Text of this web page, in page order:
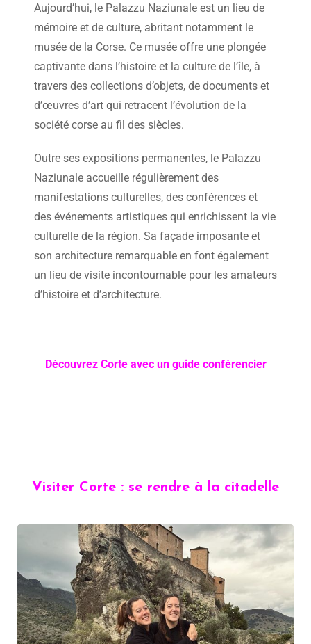
Aujourd’hui, le Palazzu Naziunale est un lieu de
mémoire et de culture, abritant notamment le
musée de la Corse. Ce musée offre une plongée
captivante dans l’histoire et la culture de l’île, à
travers des collections d’objets, de documents et
d’œuvres d’art qui retracent l’évolution de la
société corse au fil des siècles.
Outre ses expositions permanentes, le Palazzu
Naziunale accueille régulièrement des
manifestations culturelles, des conférences et
des événements artistiques qui enrichissent la vie
culturelle de la région. Sa façade imposante et
son architecture remarquable en font également
un lieu de visite incontournable pour les amateurs
d’histoire et d’architecture.
Découvrez Corte avec un guide conférencier
Visiter Corte : se rendre à la citadelle